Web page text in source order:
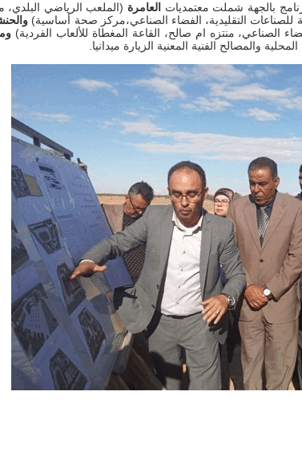
بالجهة شملت معتمديات
العامرة (الملعب الرياضي
للصناعات التقليدية، الفضاء الصناعي،مركز صحة أساسية)
الصناعي، منتزه ام صالح، القاعة المغطاة للألعاب الفردية)
والمصالح الفنية المعنية الزيارة ميدانيا.